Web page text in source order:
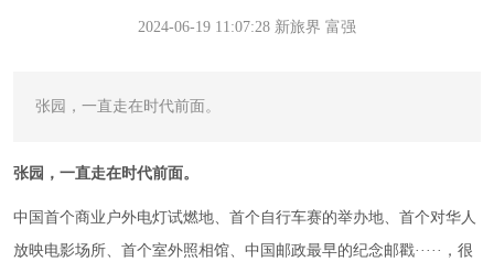
2024-06-19 11:07:28 新旅界 富强
张园，一直走在时代前面。
张园，一直走在时代前面。
中国首个商业户外电灯试燃地、首个自行车赛的举办地、首个对华人
放映电影场所、首个室外照相馆、中国邮政最早的纪念邮戳·····，很